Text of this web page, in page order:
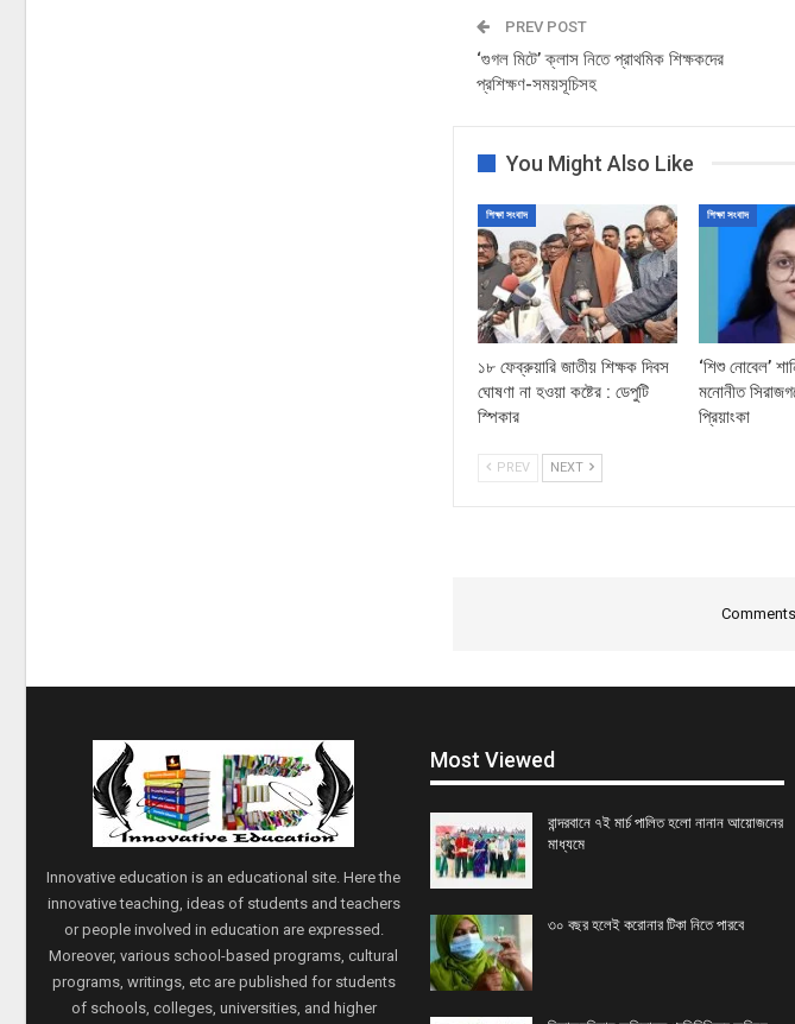
PREV POST
‘গুগল মিটে’ ক্লাস নিতে প্রাথমিক শিক্ষকদের
প্রশিক্ষণ-সময়সূচিসহ
You Might Also Like
শিক্ষা সংবাদ
১৮ ফেব্রুয়ারি জাতীয় শিক্ষক দিবস
ঘোষণা না হওয়া কষ্টের : ডেপুটি
স্পিকার
শিক্ষা সংবাদ
‘শিশু নোবেল’
মনোনীত
প্রিয়াংকা
PREV NEXT
Innovative education is an educational site. Here the
innovative teaching, ideas of students and teachers
or people involved in education are expressed.
Moreover, various school-based programs, cultural
programs, writings, etc are published for students
of schools, colleges, universities, and higher
Most Viewed
বান্দরবানে ৭ই মার্চ পালিত হলো নানান আয়োজনের
মাধ্যমে
৩০ বছর হলেই করোনার টিকা নিতে পারবে